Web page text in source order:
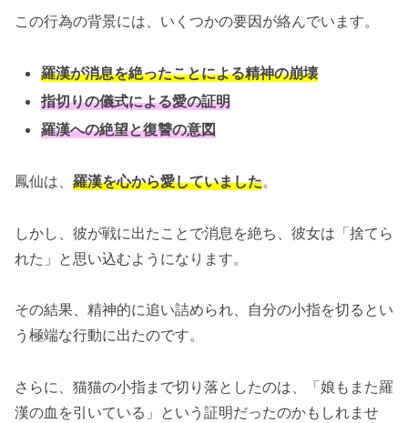
この行為の背景には、いくつかの要因が絡んでいます。
羅漢が消息を絶ったことによる精神の崩壊
指切りの儀式による愛の証明
羅漢への絶望と復讐の意図
鳳仙は、 羅漢を心から愛していました。
しかし、彼が戦に出たことで消息を絶ち、彼女は「捨てら
れた」と思い込むようになります。
その結果、精神的に追い詰められ、自分の小指を切るとい
う極端な行動に出たのです。
さらに、猫猫の小指まで切り落としたのは、「娘もまた羅
漢の血を引いている」という証明だったのかもしれませ